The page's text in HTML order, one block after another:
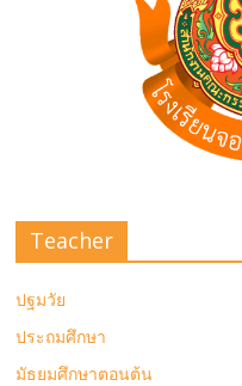
Teacher
ปฐมวัย
ประถมศึกษา
มัธยมศึกษาตอนต้น